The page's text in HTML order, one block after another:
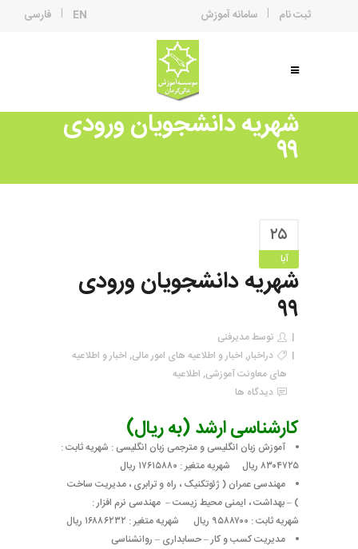
فارسی EN سامانه آموزش ثبت نام
شهریه دانشجویان ورودی
۹۹
۲۵
آبا
شهریه دانشجویان ورودی
۹۹
توسطمدیرفنی
دراخبار, اخبار و اطلاعیه های امور مالی, اخبار و اطلاعیه
های معاونت آموزشی, اطلاعیه
دیدگاه ها
کارشناسی ارشد (به ریال)
آموزش زبان انگلیسی و مترجمی زبان انگلیسی : شهریه ثابت :
۸۳۰۴۷۲۵ ریال شهریه متغیر : ۱۷۶۱۵۸۸۰ ریال
مهندسی عمران ( ژئوتکنیک ، راه و ترابری ، مدیریت ساخت
) – بهداشت ، ایمنی محیط زیست – مهندسی نرم افزار :
شهریه ثابت : ۹۵۸۸۷۰۰ ریال شهریه متغیر : ۱۶۸۸۶۲۳۲ ریال
مدیریت کسب و کار – حسابداری – روانشناسی